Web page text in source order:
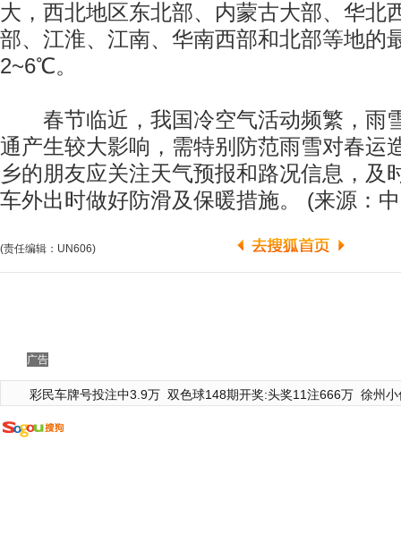
大，西北地区东北部、内蒙古大部、华北
部、江淮、江南、华南西部和北部等地的
2~6℃。
春节临近，我国冷空气活动频繁，雨
通产生较大影响，需特别防范雨雪对春运
乡的朋友应关注天气预报和路况信息，及
车外出时做好防滑及保暖措施。 (来源：
(责任编辑：UN606)
广告
彩民车牌号投注中3.9万 双色球148期开奖:头奖11注666万 徐州